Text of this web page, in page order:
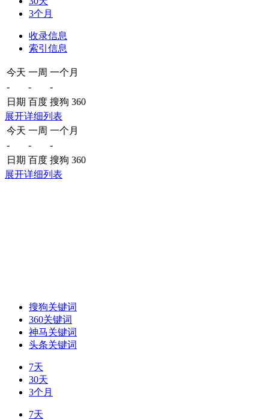
3个月
收录信息
索引信息
今天 一周 一个月
-
-
-
日期 百度 搜狗 360
展开详细列表
今天 一周 一个月
-
-
-
日期 百度 搜狗 360
展开详细列表
搜狗关键词
360关键词
神马关键词
头条关键词
7天
30天
3个月
7天